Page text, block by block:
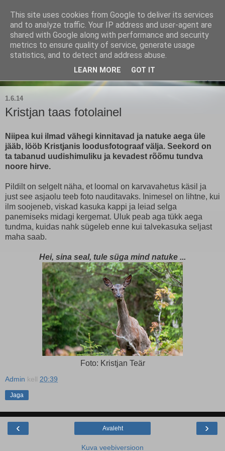
Kärla Jahimeeste Selts
Blogi Saaremaa keskpaiga jahimeeste tegemistest
1.6.14
Kristjan taas fotolainel
Niipea kui ilmad vähegi kinnitavad ja natuke aega üle
jääb, lööb Kristjanis loodusfotograaf välja. Seekord on
ta tabanud uudishimuliku ja kevadest rõõmu tundva
noore hirve.
Pildilt on selgelt näha, et loomal on karvavahetus käsil ja
just see asjaolu teeb foto nauditavaks. Inimesel on lihtne, kui
ilm soojeneb, viskad kasuka kappi ja leiad selga
panemiseks midagi kergemat. Uluk peab aga tükk aega
tundma, kuidas nahk sügeleb enne kui talvekasuka seljast
maha saab.
Hei, sina seal, tule süga mind natuke ...
Foto: Kristjan Teär
Admin kell 20:39
Jaga
‹ ›
Avaleht
Kuva veebiversioon
This site uses cookies from Google to deliver its services
and to analyze traffic. Your IP address and user-agent are
shared with Google along with performance and security
metrics to ensure quality of service, generate usage
statistics, and to detect and address abuse.
LEARN MORE GOT IT